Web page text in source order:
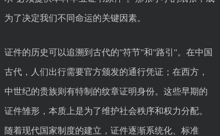
为了决定我们不同命运的关键因素。
证件的历史可以追溯到古代的"符节"和"路引"。在中国
古代，人们出行需要官方颁发的通行凭证；在西方，
中世纪的贵族则有特制的纹章证明身份。这些早期的
证件雏形，本质上是为了维护社会秩序和权力分配。
随着现代国家制度的建立，证件逐渐系统化、标准